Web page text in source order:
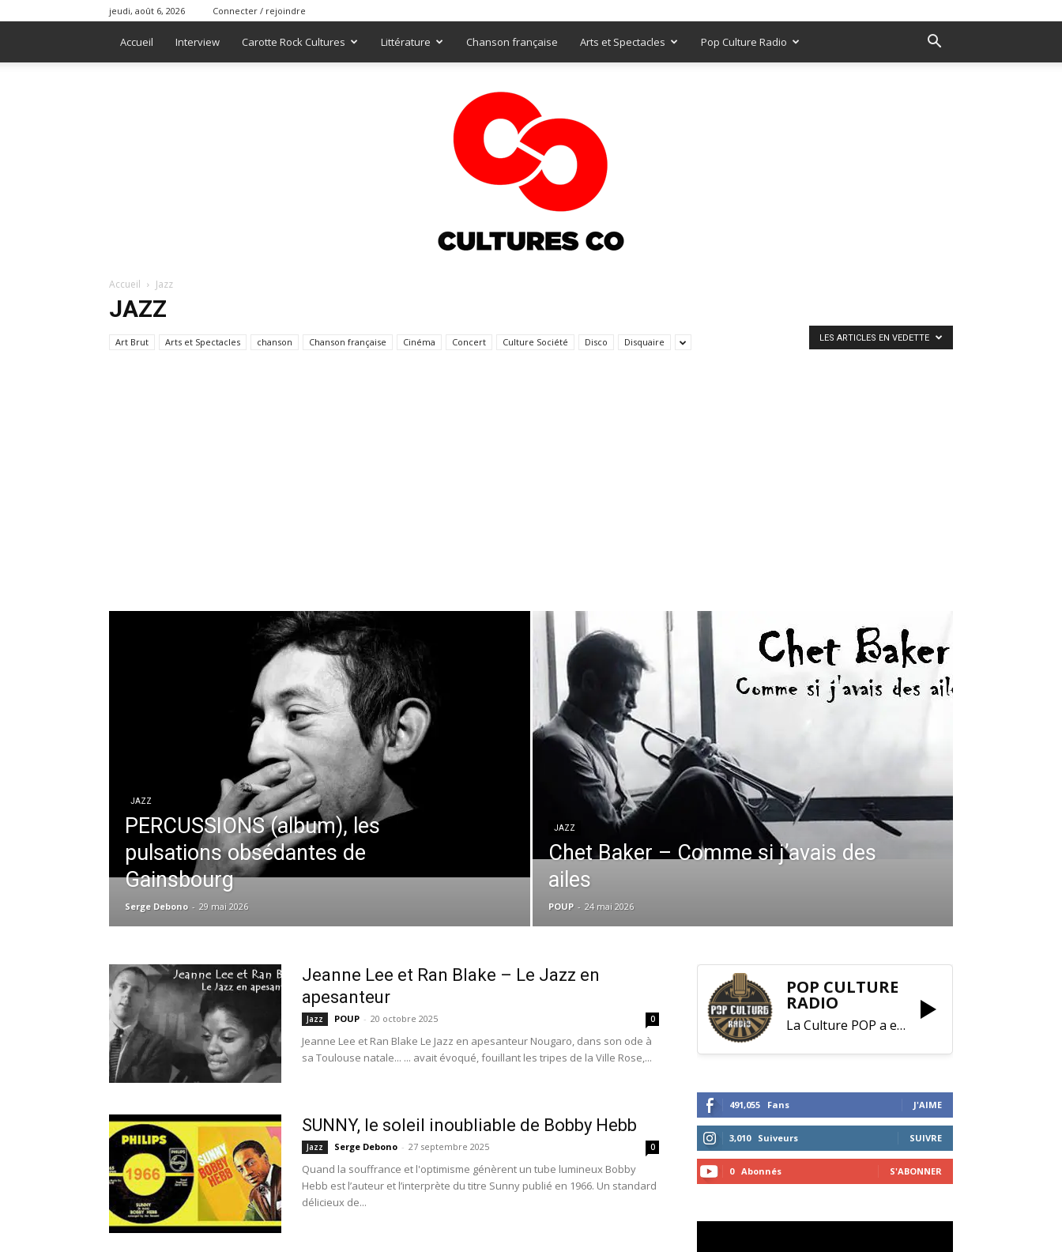
jeudi, août 6, 2026 Connecter / rejoindre
Accueil Interview Carotte Rock Cultures Littérature Chanson française Arts et Spectacles Pop Culture Radio
Accueil Jazz
JAZZ
Art Brut Arts et Spectacles chanson Chanson française Cinéma Concert Culture Société Disco Disquaire LES ARTICLES EN VEDETTE
JAZZ
PERCUSSIONS (album), les
pulsations obsédantes de
Gainsbourg
Serge Debono - 29 mai 2026
JAZZ
Chet Baker – Comme si j’avais des
ailes
POUP - 24 mai 2026
Jeanne Lee et Ran Blake – Le Jazz en
apesanteur
Jazz POUP - 20 octobre 2025 0
Jeanne Lee et Ran Blake Le Jazz en apesanteur Nougaro, dans son ode à
sa Toulouse natale... ... avait évoqué, fouillant les tripes de la Ville Rose,...
SUNNY, le soleil inoubliable de Bobby Hebb
Jazz Serge Debono - 27 septembre 2025 0
Quand la souffrance et l'optimisme génèrent un tube lumineux Bobby
Hebb est l’auteur et l’interprète du titre Sunny publié en 1966. Un standard
délicieux de...
POP CULTURE
RADIO
La Culture POP a enfin trouvé sa RADIO !
491,055 Fans J'AIME
3,010 Suiveurs SUIVRE
0 Abonnés S'ABONNER